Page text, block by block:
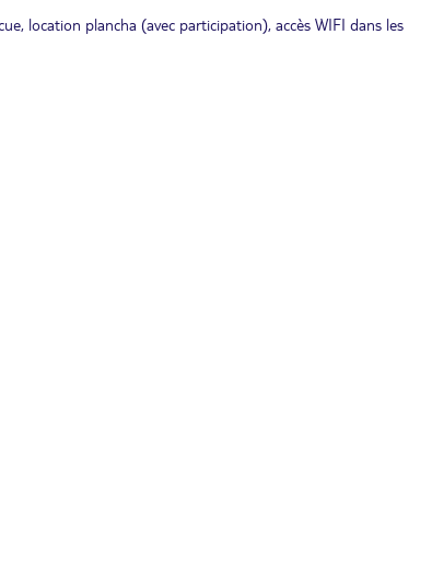
location plancha (avec participation), accès WIFI dans les